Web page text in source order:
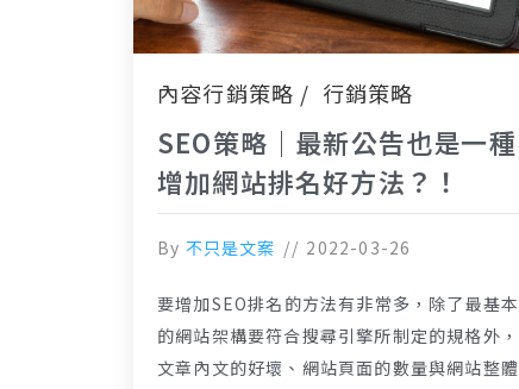
內容行銷策略 行銷策略
SEO策略｜最新公告也是一種
增加網站排名好方法？！
By 不只是文案 2022-03-26
要增加SEO排名的方法有非常多，除了最基本
的網站架構要符合搜尋引擎所制定的規格外，
文章內文的好壞、網站頁面的數量與網站整體